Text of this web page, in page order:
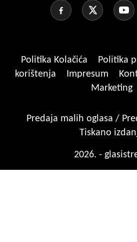
Politika Kolačića Politika
korištenja
Impresum
Marketing
Predaja malih oglasa /
Tiskano
2026. -